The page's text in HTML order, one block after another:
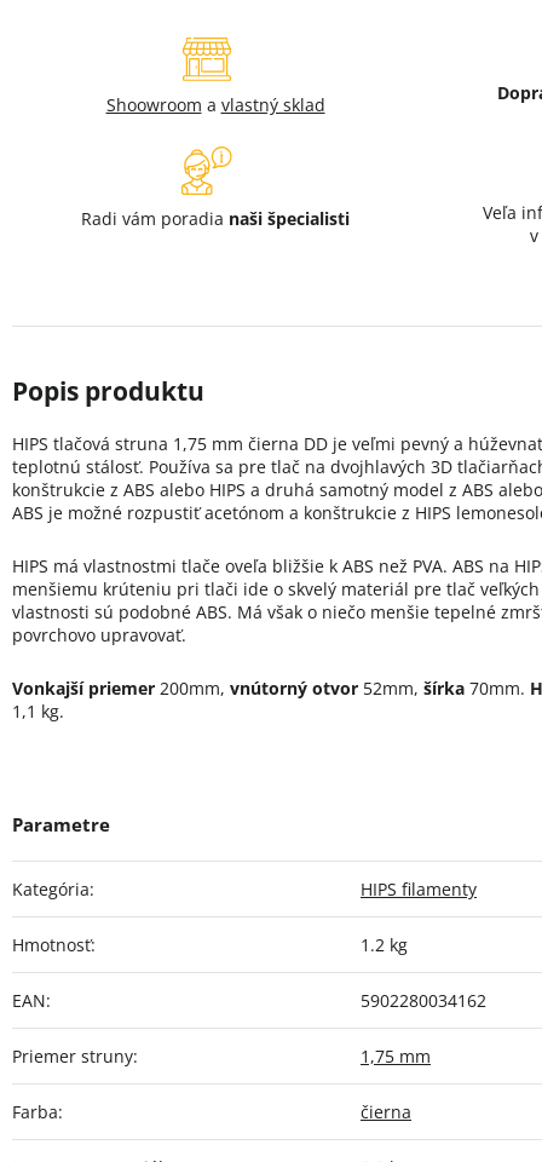
Shoowroom a vlastný sklad
Radi vám poradia naši špecialisti
Veľa
v
HIPS tlačová struna 1,75 mm čierna DD je veľmi pevný a
teplotnú stálosť. Používa sa pre tlač na dvojhlavých 3D
konštrukcie z ABS alebo HIPS a druhá samotný model z ABS
ABS je možné rozpustiť acetónom a konštrukcie z HIPS
HIPS má vlastnostmi tlače oveľa bližšie k ABS než PVA. ABS na
menšiemu krúteniu pri tlači ide o skvelý materiál pre tlač
vlastnosti sú podobné ABS. Má však o niečo menšie tepelné
povrchovo upravovať.
Vonkajší priemer 200mm, vnútorný otvor 52mm, šírka 70mm.
1,1 kg.
Kategória: HIPS filamenty
Hmotnosť: 1.2 kg
EAN: 5902280034162
Priemer struny: 1,75 mm
Farba: čierna